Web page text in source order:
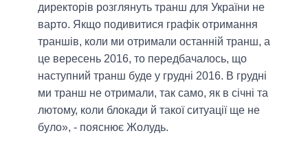
директорів розглянуть транш для України не
варто. Якщо подивитися графік отримання
траншів, коли ми отримали останній транш, а
це вересень 2016, то передбачалось, що
наступний транш буде у грудні 2016. В грудні
ми транш не отримали, так само, як в січні та
лютому, коли блокади й такої ситуації ще не
було», - пояснює Жолудь.